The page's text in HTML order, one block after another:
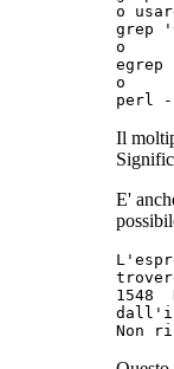
o
grep
o
o
Il
E'
1548